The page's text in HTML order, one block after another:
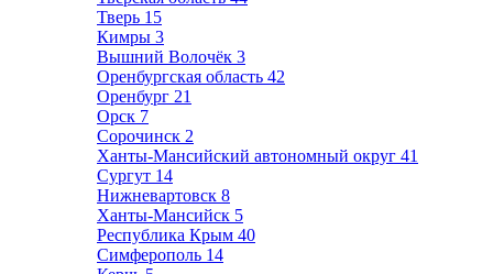
Тверь 15
Кимры 3
Вышний Волочёк 3
Оренбургская область 42
Оренбург 21
Орск 7
Сорочинск 2
Ханты-Мансийский автономный округ 41
Сургут 14
Нижневартовск 8
Ханты-Мансийск 5
Республика Крым 40
Симферополь 14